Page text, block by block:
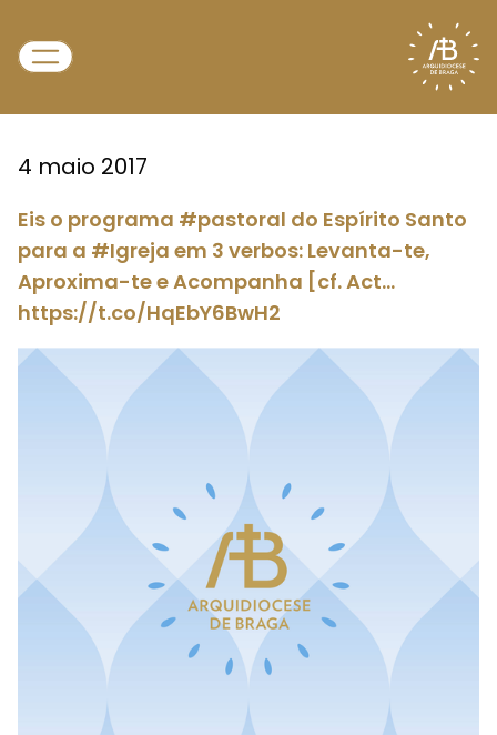
4 maio 2017
Eis o programa #pastoral do Espírito Santo
para a #Igreja em 3 verbos: Levanta-te,
Aproxima-te e Acompanha [cf. Act…
https://t.co/HqEbY6BwH2